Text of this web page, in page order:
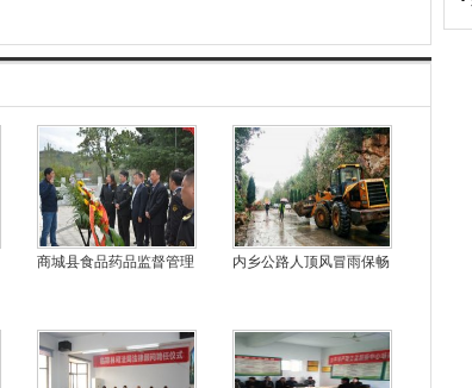
商城县食品药品监督管理 内乡公路人顶风冒雨保畅